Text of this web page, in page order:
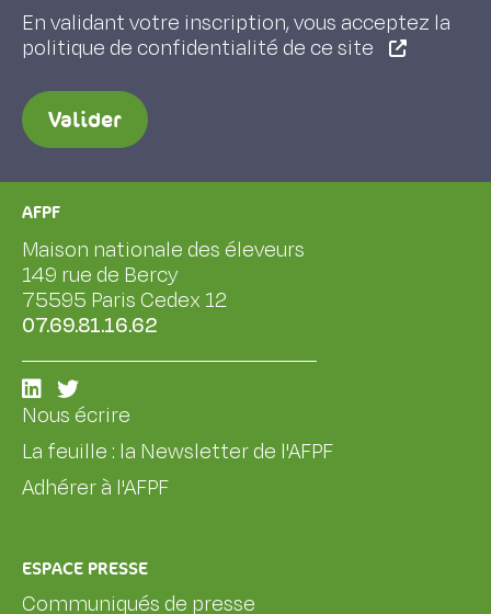
En validant votre inscription, vous acceptez la
politique de confidentialité de ce site
Valider
AFPF
Maison nationale des éleveurs
149 rue de Bercy
75595 Paris Cedex 12
07.69.81.16.62
Nous écrire
La feuille : la Newsletter de l'AFPF
Adhérer à l'AFPF
ESPACE PRESSE
Communiqués de presse